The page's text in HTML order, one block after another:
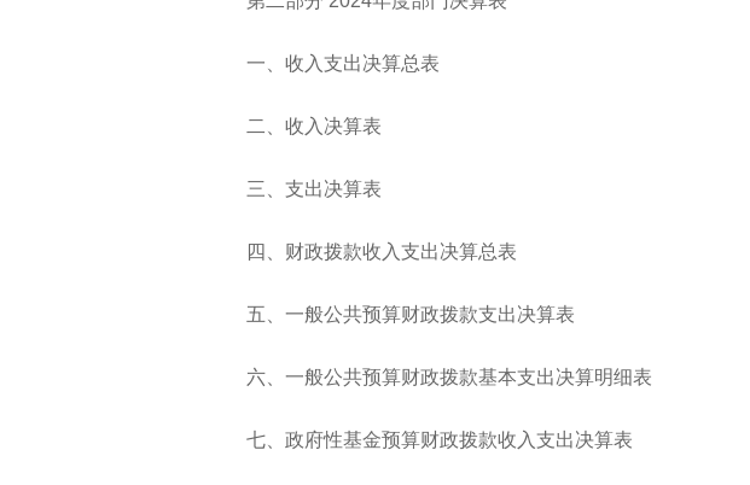
一、收入支出决算总表
二、收入决算表
三、支出决算表
四、财政拨款收入支出决算总表
五、一般公共预算财政拨款支出决算表
六、一般公共预算财政拨款基本支出决算明细表
七、政府性基金预算财政拨款收入支出决算表